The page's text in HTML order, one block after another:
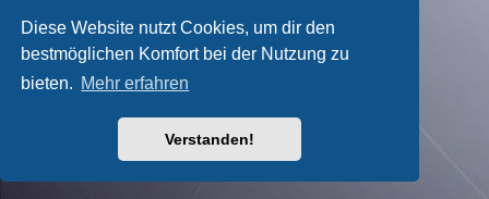
Diese Website nutzt Cookies, um dir den
bestmöglichen Komfort bei der Nutzung zu
bieten. Mehr erfahren
Verstanden!